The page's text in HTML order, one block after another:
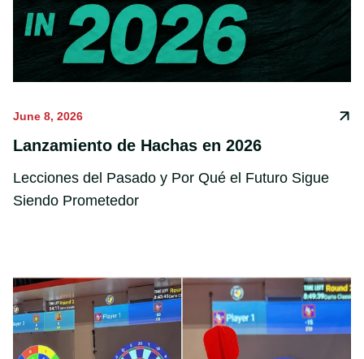
June 8, 2026
Lanzamiento de Hachas en 2026
Lecciones del Pasado y Por Qué el Futuro Sigue
Siendo Prometedor